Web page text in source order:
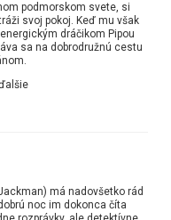
podmorskom svete, si
svoj pokoj. Keď mu však
dráčikom Pipou
sa na dobrodružnú cestu
má nadovšetko rád
noc im dokonca číta